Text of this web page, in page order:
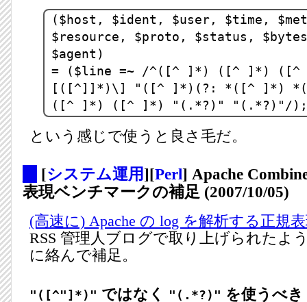
($host, $ident, $user, $time,
$resource, $proto, $status,
$agent)
= ($line =~ /^([^ ]*) ([^ ]*)
[([^]]*)\] "([^ ]*)(?: *([^ ]*)
([^ ]*) ([^ ]*) "(.*?)" "(.*?)"/);
という感じで使うと良さ毛だ。
[システム運用][Perl] Apache
表現ベンチマークの補足 (2007/10/05)
(高速に) Apache の log を解析する正規
RSS 管理人ブログで取り上げられたよ
に絡んで補足。
"([^"]*)" ではなく "(.*?)" を使うべき